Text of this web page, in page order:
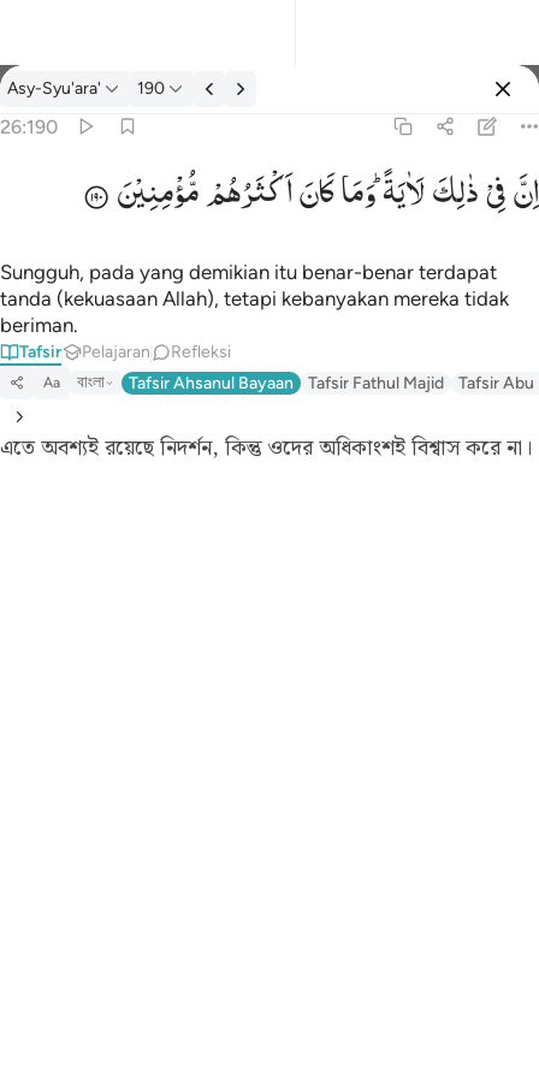
tafsir: Asy-Syu'ara' 26:190
Asy-Syu'ara' 190
26:190
ان في ذالك لاية وما كان اكثرهم مومنين ١٩٠
إِنَّ فِى ذَٰلِكَ لَـَٔايَةًۭ ۖ وَمَا كَانَ أَكْثَرُهُم مُّؤْمِنِينَ ١٩٠
اِنَّفِیْذٰلِكَلَاٰیَةً ؕوَمَاكَانَاَكْثَرُهُمْمُّؤْمِنِیْنَ
Sungguh, pada yang demikian itu benar-benar terdapat
tanda (kekuasaan Allah), tetapi kebanyakan mereka tidak
beriman.
Tafsir Pelajaran Refleksi
Aa বাংলা Tafsir Ahsanul Bayaan Tafsir Fathul Majid Tafsir Abu
এতে অবশ্যই রয়েছে নিদর্শন, কিন্তু ওদের অধিকাংশই বিশ্বাস করে না।